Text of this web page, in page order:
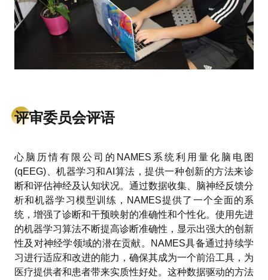
评审委员会评语
心脑历情有限公司的NAMES系统利用量化脑电图
(qEEG)、机器学习和AI算法，提供一种创新的方法来诊
断和评估神经及认知状况。通过数据收集、脑神经反馈分
析和机器学习模型训练，NAMES提供了一个全面的系
统，增强了诊断和干预映射的准确性和个性化。使用先进
的机器学习算法不断提高诊断准确性，显示出强大的创新
性及对神经学领域的潜在贡献。NAMES具备通过持续学
习进行适应和改进的能力，确保其成为一个前沿工具，为
医疗提供者和患者带来实质性好处。这种数据驱动的方法